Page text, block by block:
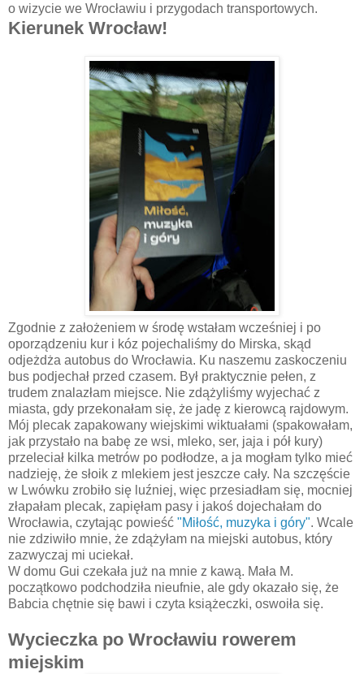
o wizycie we Wrocławiu i przygodach transportowych.
Kierunek Wrocław!
Zgodnie z założeniem w środę wstałam wcześniej i po
oporządzeniu kur i kóz pojechaliśmy do Mirska, skąd
odjeżdża autobus do Wrocławia. Ku naszemu zaskoczeniu
bus podjechał przed czasem. Był praktycznie pełen, z
trudem znalazłam miejsce. Nie zdążyliśmy wyjechać z
miasta, gdy przekonałam się, że jadę z kierowcą rajdowym.
Mój plecak zapakowany wiejskimi wiktuałami (spakowałam,
jak przystało na babę ze wsi, mleko, ser, jaja i pół kury)
przeleciał kilka metrów po podłodze, a ja mogłam tylko mieć
nadzieję, że słoik z mlekiem jest jeszcze cały. Na szczęście
w Lwówku zrobiło się luźniej, więc przesiadłam się, mocniej
złapałam plecak, zapięłam pasy i jakoś dojechałam do
Wrocławia, czytając powieść "Miłość, muzyka i góry". Wcale
nie zdziwiło mnie, że zdążyłam na miejski autobus, który
zazwyczaj mi uciekał.
W domu Gui czekała już na mnie z kawą. Mała M.
początkowo podchodziła nieufnie, ale gdy okazało się, że
Babcia chętnie się bawi i czyta książeczki, oswoiła się.
Wycieczka po Wrocławiu rowerem
miejskim